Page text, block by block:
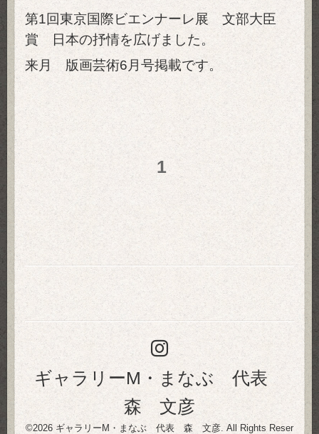
第1回東京国際ビエンナーレ展 文部大臣
賞 日本の抒情を広げました。
来月 版画芸術6月号掲載です。
1
ギャラリーM・まなぶ 代表
森 文彦
©2026 ギャラリーM・まなぶ 代表 森 文彦. All Rights Reser